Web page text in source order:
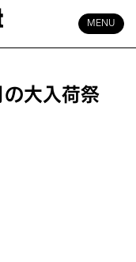
MENU
の大入荷祭